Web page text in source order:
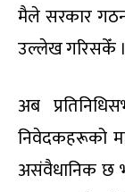
मैले सरकार गठन
उल्लेख गरिसकेँ ।
अब
निवेदकहरूको
असंवैधानिक छ